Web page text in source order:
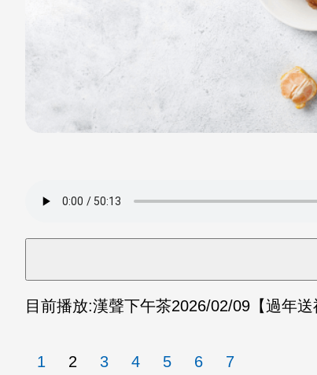
目前播放:漢聲下午茶2026/02/09 【過年
1 2 3 4 5 6 7